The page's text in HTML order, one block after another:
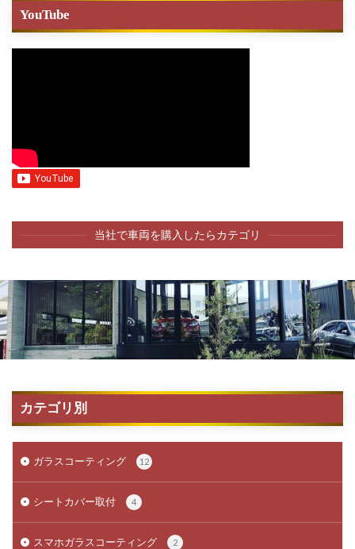
YouTube
当社で車両を購入したらカテゴリ
カテゴリ別
ガラスコーティング 12
シートカバー取付 4
スマホガラスコーティング 2